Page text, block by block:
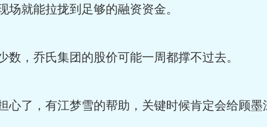
就能拉拢到足够的融资资金。
，乔氏集团的股价可能一周都撑不过去。
了，有江梦雪的帮助，关键时候肯定会给顾墨